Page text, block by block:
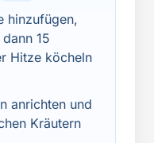
hinzufügen,
15
Hitze köcheln
anrichten und
Kräutern